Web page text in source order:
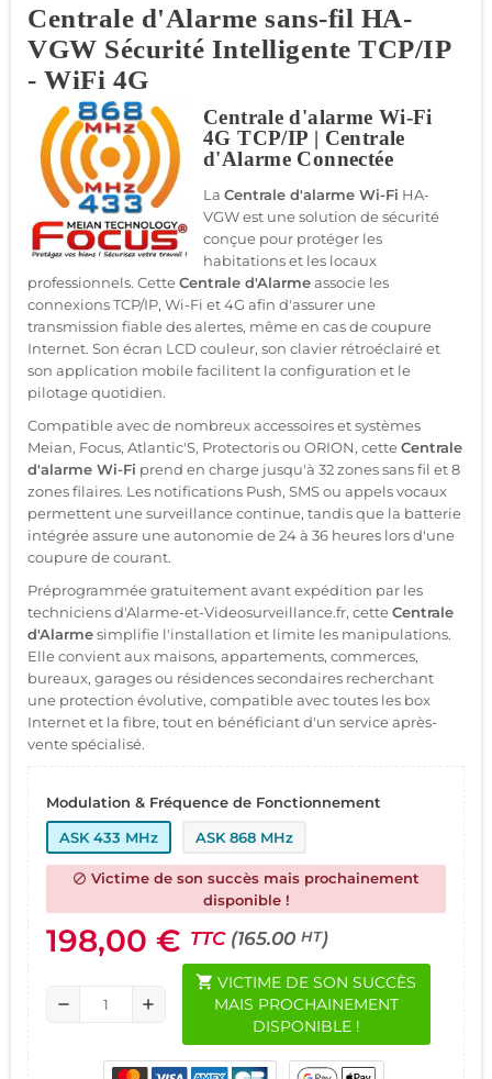
Centrale d'Alarme sans-fil HA-
VGW Sécurité Intelligente TCP/IP
- WiFi 4G
Centrale d'alarme Wi-Fi
4G TCP/IP | Centrale
d'Alarme Connectée
La Centrale d'alarme Wi-Fi HA-
VGW est une solution de sécurité
conçue pour protéger les
habitations et les locaux
professionnels. CetteCentrale d'Alarmeassocie les
connexions TCP/IP, Wi-Fi et 4G afin d'assurer une
transmission fiable des alertes, même en cas de coupure
Internet. Son écran LCD couleur, son clavier rétroéclairé et
son application mobile facilitent la configuration et le
pilotage quotidien.
Compatible avec de nombreux accessoires et systèmes
Meian, Focus, Atlantic'S, Protectoris ou ORION, cetteCentrale
d'alarme Wi-Fi prend en charge jusqu'à 32 zones sans fil et 8
zones filaires. Les notifications Push, SMS ou appels vocaux
permettent une surveillance continue, tandis que la batterie
intégrée assure une autonomie de 24 à 36 heures lors d'une
coupure de courant.
Préprogrammée gratuitement avant expédition par les
techniciens d'Alarme-et-Videosurveillance.fr, cetteCentrale
d'Alarmesimplifie l'installation et limite les manipulations.
Elle convient aux maisons, appartements, commerces,
bureaux, garages ou résidences secondaires recherchant
une protection évolutive, compatible avec toutes les box
Internet et la fibre, tout en bénéficiant d'un service après-
vente spécialisé.
Modulation & Fréquence de Fonctionnement
ASK 433 MHz
ASK 868 MHz
block Victime de son succès mais prochainement
disponible !
198,00 € TTC (165.00 HT)
remove add
shopping_cart VICTIME DE SON SUCCÈS
MAIS PROCHAINEMENT
DISPONIBLE !